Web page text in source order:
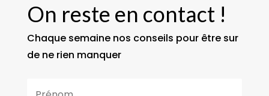
On reste en contact !
Chaque semaine nos conseils pour être sur
de ne rien manquer